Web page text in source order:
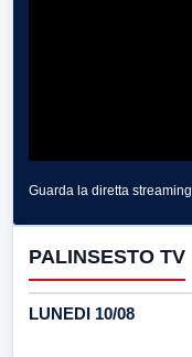
Guarda la diretta streaming
PALINSESTO TV
LUNEDI 10/08